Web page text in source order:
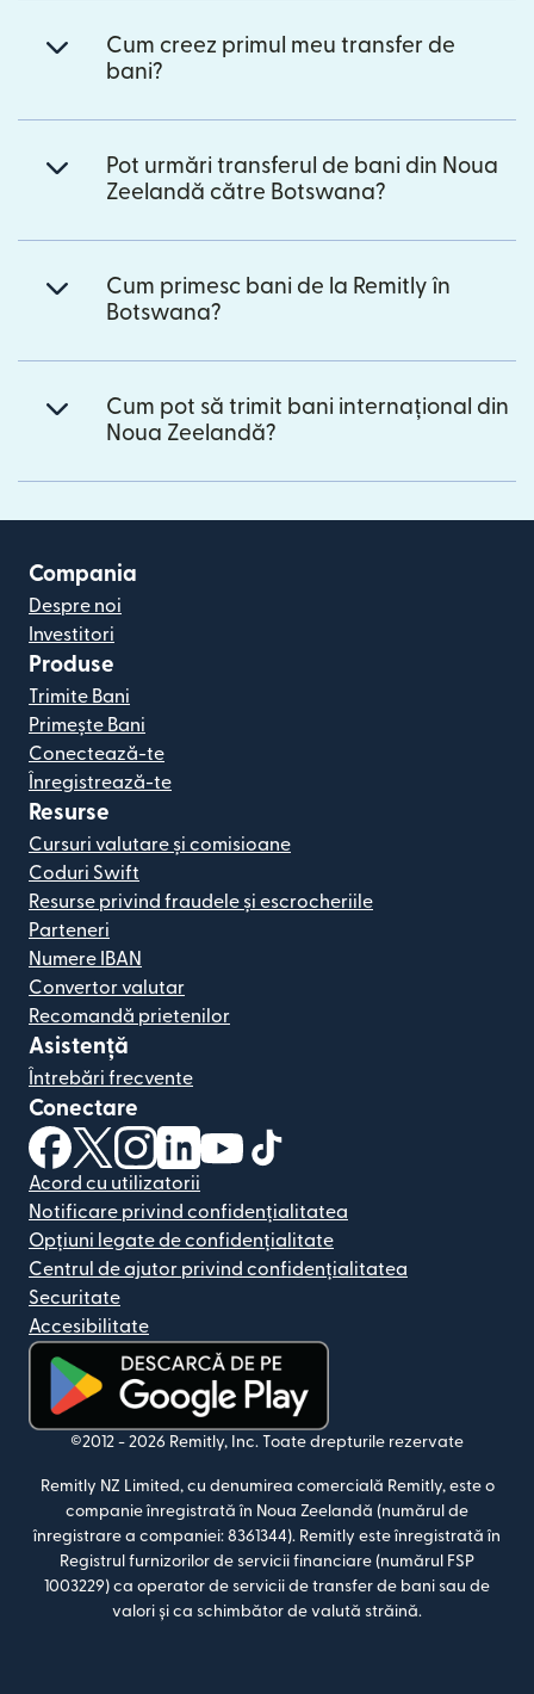
Cum creez primul meu transfer de
bani?
Pot urmări transferul de bani din Noua
Zeelandă către Botswana?
Cum primesc bani de la Remitly în
Botswana?
Cum pot să trimit bani internațional din
Noua Zeelandă?
Compania
Despre noi
Investitori
Produse
Trimite Bani
Primește Bani
Conectează-te
Înregistrează-te
Resurse
Cursuri valutare și comisioane
Coduri Swift
Resurse privind fraudele și escrocheriile
Parteneri
Numere IBAN
Convertor valutar
Recomandă prietenilor
Asistență
Întrebări frecvente
Conectare
(se deschide într-o fereastră nouă)
(se deschide într-o fereastră nouă)
(se deschide într-o fereastră nouă)
(se deschide într-o fereastră nouă)
(se deschide într-o fereastră
Acord cu utilizatorii
Notificare privind confidențialitatea
Opțiuni legate de confidențialitate
Centrul de ajutor privind confidențialitatea
Securitate
Accesibilitate
(se deschide într-o fereastră nouă)
©2012 - 2026 Remitly, Inc. Toate drepturile rezervate
Remitly NZ Limited, cu denumirea comercială Remitly, este o
companie înregistrată în Noua Zeelandă (numărul de
înregistrare a companiei: 8361344). Remitly este înregistrată în
Registrul furnizorilor de servicii financiare (numărul FSP
1003229) ca operator de servicii de transfer de bani sau de
valori și ca schimbător de valută străină.